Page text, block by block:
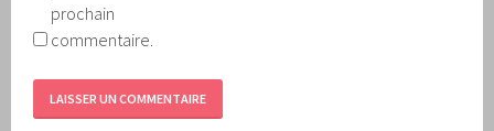
prochain
commentaire.